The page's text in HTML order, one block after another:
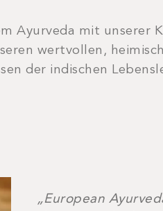
Ayurveda mit unserer
wertvollen,
der indischen
„European